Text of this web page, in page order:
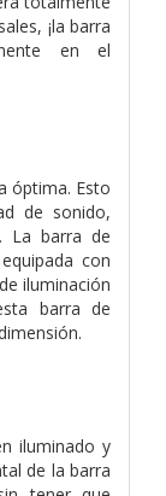
¡la barra
en el
óptima. Esto
de sonido,
La barra de
con
iluminación
barra de
iluminado y
de la barra